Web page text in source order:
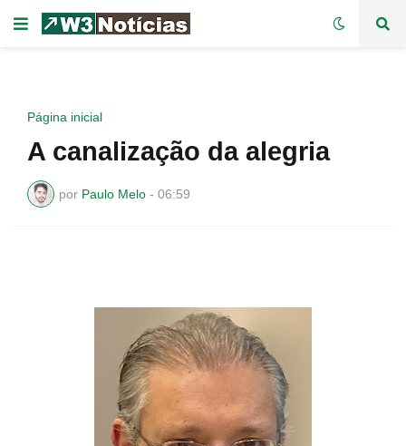
Página inicial
A canalização da alegria
por Paulo Melo - 06:59